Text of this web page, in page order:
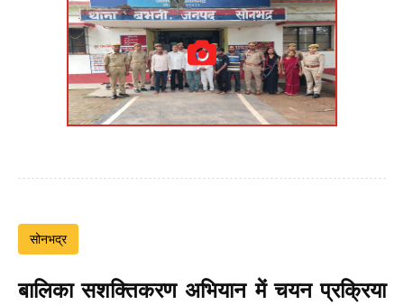
सोनभद्र
बालिका सशक्तिकरण अभियान में चयन प्रक्रिया